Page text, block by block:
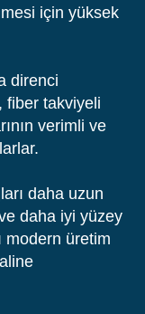
için yüksek
direnci
fiber takviyeli
verimli ve
daha uzun
daha iyi yüzey
modern üretim